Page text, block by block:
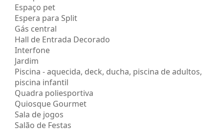
Espaço pet
Espera para Split
Gás central
Hall de Entrada Decorado
Interfone
Jardim
Piscina - aquecida, deck, ducha, piscina de adultos,
piscina infantil
Quadra poliesportiva
Quiosque Gourmet
Sala de jogos
Salão de Festas